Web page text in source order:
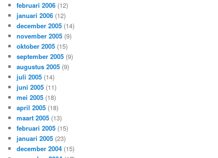
februari 2006 (12)
januari 2006 (12)
december 2005 (14)
november 2005 (9)
oktober 2005 (15)
september 2005 (9)
augustus 2005 (9)
juli 2005 (14)
juni 2005 (11)
mei 2005 (18)
april 2005 (18)
maart 2005 (13)
februari 2005 (15)
januari 2005 (23)
december 2004 (15)